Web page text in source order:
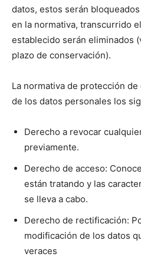
datos, estos serán
en la normativa, transcurrido
establecido serán eliminados
plazo de conservación).
La normativa de protección
de los datos personales los
Derecho a revocar
previamente.
Derecho de acceso:
están tratando y las
se lleva a cabo.
Derecho de rectificación:
modificación de los datos
veraces